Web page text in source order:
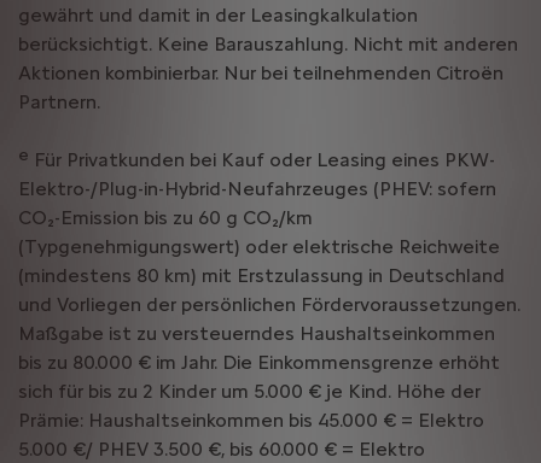
gewährt und damit in der Leasingkalkulation
berücksichtigt. Keine Barauszahlung. Nicht mit anderen
Aktionen kombinierbar. Nur bei teilnehmenden Citroën
Partnern.
e Für Privatkunden bei Kauf oder Leasing eines PKW-
Elektro-/Plug-in-Hybrid-Neufahrzeuges (PHEV: sofern
CO₂-Emission bis zu 60 g CO₂/km
(Typgenehmigungswert) oder elektrische Reichweite
(mindestens 80 km) mit Erstzulassung in Deutschland
und Vorliegen der persönlichen Fördervoraussetzungen.
Maßgabe ist zu versteuerndes Haushaltseinkommen
bis zu 80.000 € im Jahr. Die Einkommensgrenze erhöht
sich für bis zu 2 Kinder um 5.000 € je Kind. Höhe der
Prämie: Haushaltseinkommen bis 45.000 € = Elektro
5.000 €/ PHEV 3.500 €, bis 60.000 € = Elektro